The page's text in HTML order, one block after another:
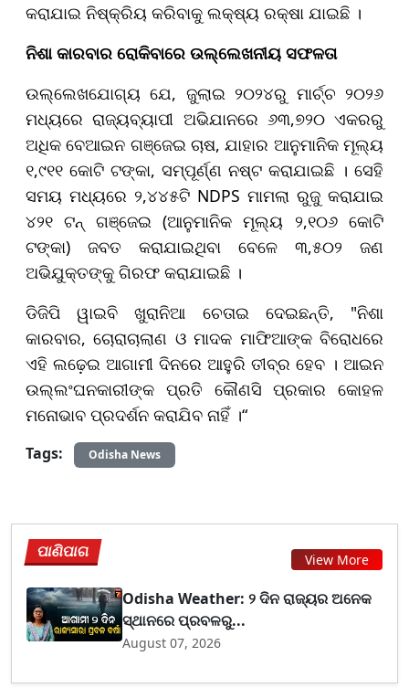
କରାଯାଇ ନିଷ୍କ୍ରିୟ କରିବାକୁ ଲକ୍ଷ୍ୟ ରକ୍ଷା ଯାଇଛି ।
ନିଶା କାରବାର ରୋକିବାରେ ଉଲ୍ଲେଖନୀୟ ସଫଳତା
ଉଲ୍ଲେଖଯୋଗ୍ୟ ଯେ, ଜୁଲାଇ ୨୦୨୪ରୁ ମାର୍ଚ୍ଚ ୨୦୨୬
ମଧ୍ୟରେ ରାଜ୍ୟବ୍ୟାପୀ ଅଭିଯାନରେ ୬୩,୭୨୦ ଏକରରୁ
ଅଧିକ ବେଆଇନ ଗଞ୍ଜେଇ ଚାଷ, ଯାହାର ଆନୁମାନିକ ମୂଲ୍ୟ
୧,୯୧୧ କୋଟି ଟଙ୍କା, ସମ୍ପୂର୍ଣ୍ଣ ନଷ୍ଟ କରାଯାଇଛି । ସେହି
ସମୟ ମଧ୍ୟରେ ୨,୪୪୫ଟି NDPS ମାମଲା ରୁଜୁ କରାଯାଇ
୪୨୧ ଟନ୍ ଗଞ୍ଜେଇ (ଆନୁମାନିକ ମୂଲ୍ୟ ୨,୧୦୬ କୋଟି
ଟଙ୍କା) ଜବତ କରାଯାଇଥିବା ବେଳେ ୩,୫୦୨ ଜଣ
ଅଭିଯୁକ୍ତଙ୍କୁ ଗିରଫ କରାଯାଇଛି ।
ଡିଜିପି ୱାଇବି ଖୁରାନିଆ ଚେତାଇ ଦେଇଛନ୍ତି, "ନିଶା
କାରବାର, ଚୋରାଚାଲାଣ ଓ ମାଦକ ମାଫିଆଙ୍କ ବିରୋଧରେ
ଏହି ଲଢ଼େଇ ଆଗାମୀ ଦିନରେ ଆହୁରି ତୀବ୍ର ହେବ । ଆଇନ
ଉଲ୍ଲଂଘନକାରୀଙ୍କ ପ୍ରତି କୌଣସି ପ୍ରକାର କୋହଳ
ମନୋଭାବ ପ୍ରଦର୍ଶନ କରାଯିବ ନାହିଁ ।“
Tags: Odisha News
ପାଣିପାଗ View More
Odisha Weather: ୨ ଦିନ ରାଜ୍ୟର ଅନେକ
ସ୍ଥାନରେ ପ୍ରବଳରୁ...
August 07, 2026